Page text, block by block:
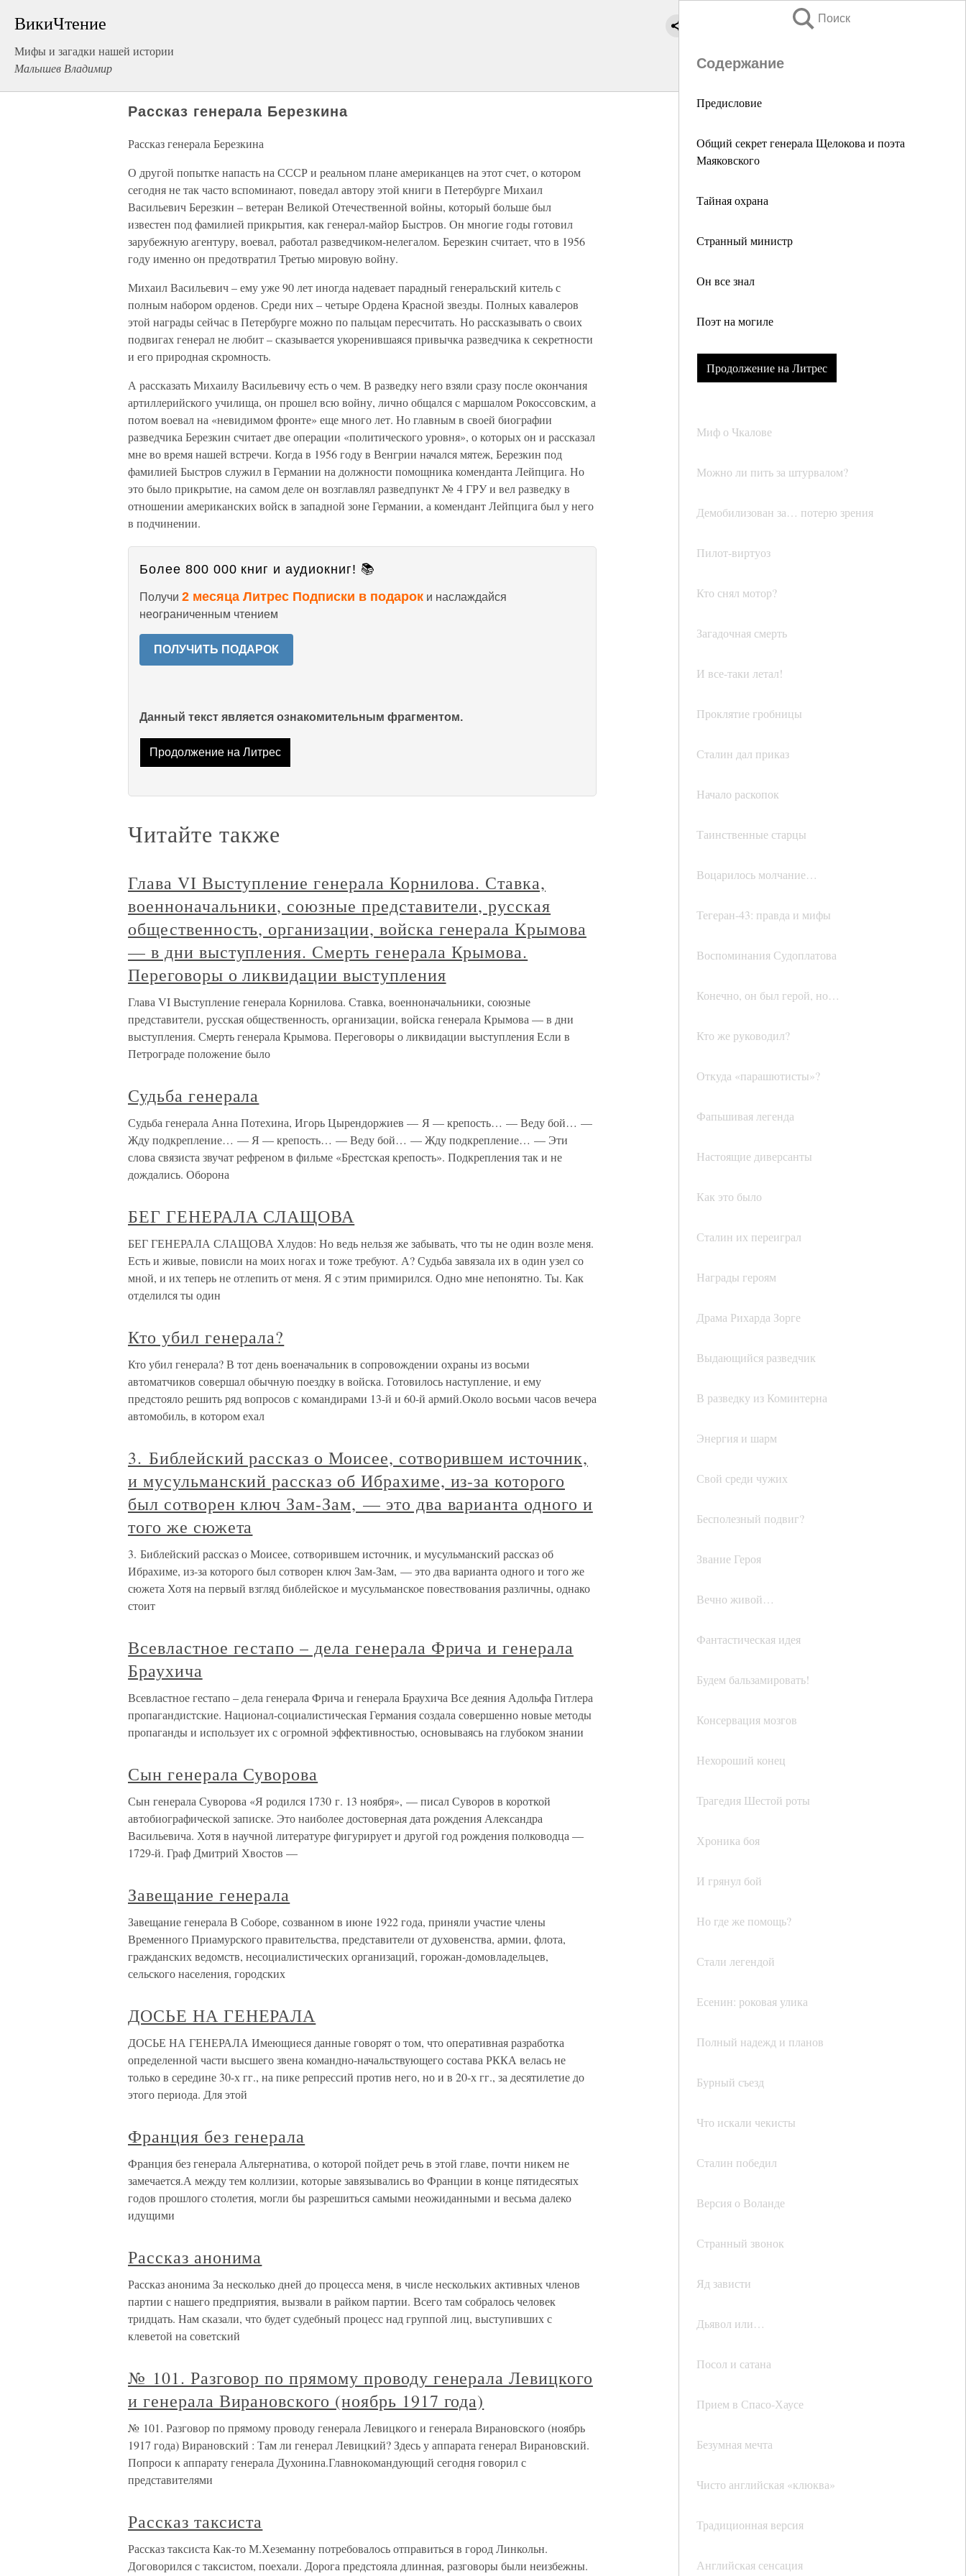
ВикиЧтение
Мифы и загадки нашей истории
Малышев Владимир
Поиск
Содержание
Предисловие
Общий секрет генерала Щелокова и поэта
Маяковского
Тайная охрана
Странный министр
Он все знал
Поэт на могиле
Продолжение на Литрес
Миф о Чкалове
Можно ли пить за штурвалом?
Демобилизован за… потерю зрения
Пилот-виртуоз
Кто снял мотор?
Загадочная смерть
И все-таки летал!
Проклятие гробницы
Сталин дал приказ
Начало раскопок
Таинственные старцы
Воцарилось молчание…
Тегеран-43: правда и мифы
Воспоминания Судоплатова
Конечно, он был герой, но…
Кто же руководил?
Откуда «парашютисты»?
Фапьшивая легенда
Настоящие диверсанты
Как это было
Сталин их переиграл
Награды героям
Драма Рихарда Зорге
Выдающийся разведчик
В разведку из Коминтерна
Энергия и шарм
Свой среди чужих
Бесполезный подвиг?
Звание Героя
Вечно живой…
Фантастическая идея
Будем бальзамировать!
Консервация мозгов
Нехороший конец
Трагедия Шестой роты
Хроника боя
И грянул бой
Но где же помощь?
Стали легендой
Есенин: роковая улика
Полный надежд и планов
Бурный съезд
Что искали чекисты
Сталин победил
Версия о Воланде
Странный звонок
Яд зависти
Дьявол или…
Посол и сатана
Прием в Спасо-Хаусе
Безумная мечта
Чисто английская «клюква»
Традиционная версия
Английская сенсация
Рассказ генерала Березкина
Рассказ генерала Березкина
О другой попытке напасть на СССР и реальном плане американцев на этот счет, о котором
сегодня не так часто вспоминают, поведал автору этой книги в Петербурге Михаил
Васильевич Березкин – ветеран Великой Отечественной войны, который больше был
известен под фамилией прикрытия, как генерал-майор Быстров. Он многие годы готовил
зарубежную агентуру, воевал, работал разведчиком-нелегалом. Березкин считает, что в 1956
году именно он предотвратил Третью мировую войну.
Михаил Васильевич – ему уже 90 лет иногда надевает парадный генеральский китель с
полным набором орденов. Среди них – четыре Ордена Красной звезды. Полных кавалеров
этой награды сейчас в Петербурге можно по пальцам пересчитать. Но рассказывать о своих
подвигах генерал не любит – сказывается укоренившаяся привычка разведчика к секретности
и его природная скромность.
А рассказать Михаилу Васильевичу есть о чем. В разведку него взяли сразу после окончания
артиллерийского училища, он прошел всю войну, лично общался с маршалом Рокоссовским, а
потом воевал на «невидимом фронте» еще много лет. Но главным в своей биографии
разведчика Березкин считает две операции «политического уровня», о которых он и рассказал
мне во время нашей встречи. Когда в 1956 году в Венгрии начался мятеж, Березкин под
фамилией Быстров служил в Германии на должности помощника коменданта Лейпцига. Но
это было прикрытие, на самом деле он возглавлял разведпункт № 4 ГРУ и вел разведку в
отношении американских войск в западной зоне Германии, а комендант Лейпцига был у него
в подчинении.
Более 800 000 книг и аудиокниг! 📚
Получи 2 месяца Литрес Подписки в подарок и наслаждайся
неограниченным чтением
ПОЛУЧИТЬ ПОДАРОК
Данный текст является ознакомительным фрагментом.
Продолжение на Литрес
Читайте также
Глава VI Выступление генерала Корнилова. Ставка,
военноначальники, союзные представители, русская
общественность, организации, войска генерала Крымова
— в дни выступления. Смерть генерала Крымова.
Переговоры о ликвидации выступления
Глава VI Выступление генерала Корнилова. Ставка, военноначальники, союзные
представители, русская общественность, организации, войска генерала Крымова — в дни
выступления. Смерть генерала Крымова. Переговоры о ликвидации выступления Если в
Петрограде положение было
Судьба генерала
Судьба генерала Анна Потехина, Игорь Цырендоржиев — Я — крепость… — Веду бой… —
Жду подкрепление… — Я — крепость… — Веду бой… — Жду подкрепление… — Эти
слова связиста звучат рефреном в фильме «Брестская крепость». Подкрепления так и не
дождались. Оборона
БЕГ ГЕНЕРАЛА СЛАЩОВА
БЕГ ГЕНЕРАЛА СЛАЩОВА Хлудов: Но ведь нельзя же забывать, что ты не один возле меня.
Есть и живые, повисли на моих ногах и тоже требуют. А? Судьба завязала их в один узел со
мной, и их теперь не отлепить от меня. Я с этим примирился. Одно мне непонятно. Ты. Как
отделился ты один
Кто убил генерала?
Кто убил генерала? В тот день военачальник в сопровождении охраны из восьми
автоматчиков совершал обычную поездку в войска. Готовилось наступление, и ему
предстояло решить ряд вопросов с командирами 13-й и 60-й армий.Около восьми часов вечера
автомобиль, в котором ехал
3. Библейский рассказ о Моисее, сотворившем источник,
и мусульманский рассказ об Ибрахиме, из-за которого
был сотворен ключ Зам-Зам, — это два варианта одного и
того же сюжета
3. Библейский рассказ о Моисее, сотворившем источник, и мусульманский рассказ об
Ибрахиме, из-за которого был сотворен ключ Зам-Зам, — это два варианта одного и того же
сюжета Хотя на первый взгляд библейское и мусульманское повествования различны, однако
стоит
Всевластное гестапо – дела генерала Фрича и генерала
Браухича
Всевластное гестапо – дела генерала Фрича и генерала Браухича Все деяния Адольфа Гитлера
пропагандистские. Национал-социалистическая Германия создала совершенно новые методы
пропаганды и использует их с огромной эффективностью, основываясь на глубоком знании
Сын генерала Суворова
Сын генерала Суворова «Я родился 1730 г. 13 ноября», — писал Суворов в короткой
автобиографической записке. Это наиболее достоверная дата рождения Александра
Васильевича. Хотя в научной литературе фигурирует и другой год рождения полководца —
1729-й. Граф Дмитрий Хвостов —
Завещание генерала
Завещание генерала В Соборе, созванном в июне 1922 года, приняли участие члены
Временного Приамурского правительства, представители от духовенства, армии, флота,
гражданских ведомств, несоциалистических организаций, горожан-домовладельцев,
сельского населения, городских
ДОСЬЕ НА ГЕНЕРАЛА
ДОСЬЕ НА ГЕНЕРАЛА Имеющиеся данные говорят о том, что оперативная разработка
определенной части высшего звена командно-начальствующего состава РККА велась не
только в середине 30-х гг., на пике репрессий против него, но и в 20-х гг., за десятилетие до
этого периода. Для этой
Франция без генерала
Франция без генерала Альтернатива, о которой пойдет речь в этой главе, почти никем не
замечается.А между тем коллизии, которые завязывались во Франции в конце пятидесятых
годов прошлого столетия, могли бы разрешиться самыми неожиданными и весьма далеко
идущими
Рассказ анонима
Рассказ анонима За несколько дней до процесса меня, в числе нескольких активных членов
партии с нашего предприятия, вызвали в райком партии. Всего там собралось человек
тридцать. Нам сказали, что будет судебный процесс над группой лиц, выступивших с
клеветой на советский
№ 101. Разговор по прямому проводу генерала Левицкого
и генерала Вирановского (ноябрь 1917 года)
№ 101. Разговор по прямому проводу генерала Левицкого и генерала Вирановского (ноябрь
1917 года) Вирановский : Там ли генерал Левицкий? Здесь у аппарата генерал Вирановский.
Попроси к аппарату генерала Духонина.Главнокомандующий сегодня говорил с
представителями
Рассказ таксиста
Рассказ таксиста Как-то М.Хеземанну потребовалось отправиться в город Линкольн.
Договорился с таксистом, поехали. Дорога предстояла длинная, разговоры были неизбежны.